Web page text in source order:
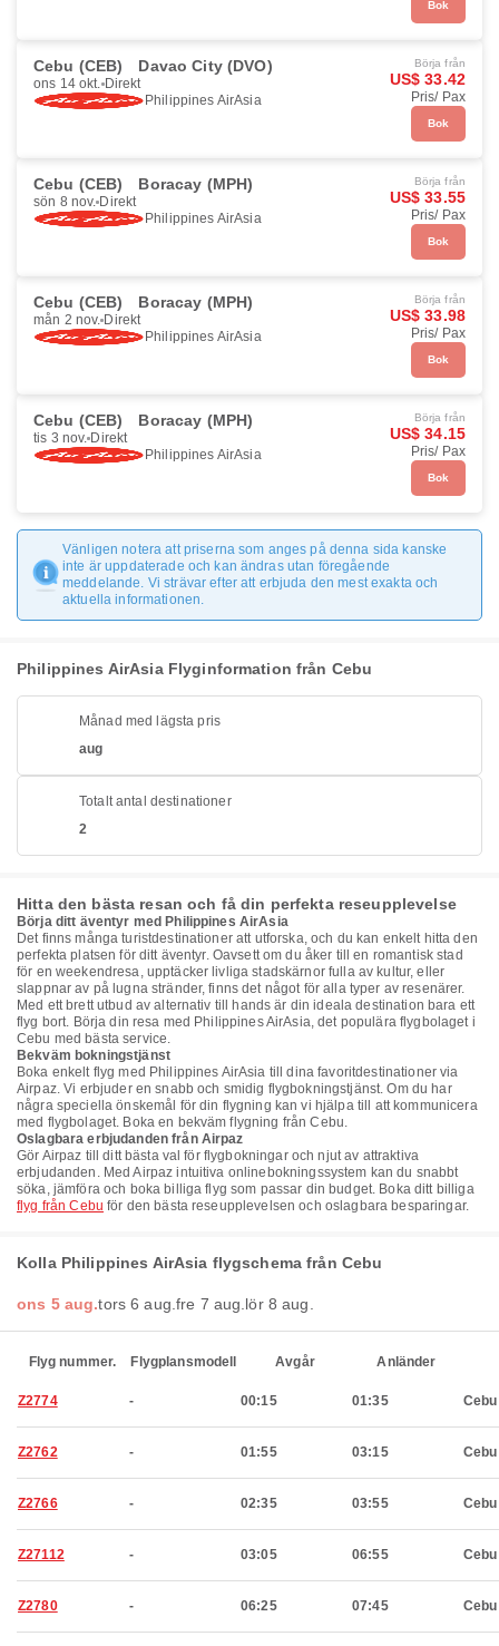
Bok
Cebu (CEB) Davao City (DVO)
ons 14 okt. Direkt
Philippines AirAsia
Börja från
US$ 33.42
Pris/ Pax
Bok
Cebu (CEB) Boracay (MPH)
sön 8 nov. Direkt
Philippines AirAsia
Börja från
US$ 33.55
Pris/ Pax
Bok
Cebu (CEB) Boracay (MPH)
mån 2 nov. Direkt
Philippines AirAsia
Börja från
US$ 33.98
Pris/ Pax
Bok
Cebu (CEB) Boracay (MPH)
tis 3 nov. Direkt
Philippines AirAsia
Börja från
US$ 34.15
Pris/ Pax
Bok
Vänligen notera att priserna som anges på denna sida kanske
inte är uppdaterade och kan ändras utan föregående
meddelande. Vi strävar efter att erbjuda den mest exakta och
aktuella informationen.
Philippines AirAsia Flyginformation från Cebu
Månad med lägsta pris
aug
Totalt antal destinationer
2
Hitta den bästa resan och få din perfekta reseupplevelse
Börja ditt äventyr med Philippines AirAsia
Det finns många turistdestinationer att utforska, och du kan enkelt hitta den
perfekta platsen för ditt äventyr. Oavsett om du åker till en romantisk stad
för en weekendresa, upptäcker livliga stadskärnor fulla av kultur, eller
slappnar av på lugna stränder, finns det något för alla typer av resenärer.
Med ett brett utbud av alternativ till hands är din ideala destination bara ett
flyg bort. Börja din resa med Philippines AirAsia, det populära flygbolaget i
Cebu med bästa service.
Bekväm bokningstjänst
Boka enkelt flyg med Philippines AirAsia till dina favoritdestinationer via
Airpaz. Vi erbjuder en snabb och smidig flygbokningstjänst. Om du har
några speciella önskemål för din flygning kan vi hjälpa till att kommunicera
med flygbolaget. Boka en bekväm flygning från Cebu.
Oslagbara erbjudanden från Airpaz
Gör Airpaz till ditt bästa val för flygbokningar och njut av attraktiva
erbjudanden. Med Airpaz intuitiva onlinebokningssystem kan du snabbt
söka, jämföra och boka billiga flyg som passar din budget. Boka ditt billiga
flyg från Cebu för den bästa reseupplevelsen och oslagbara besparingar.
Kolla Philippines AirAsia flygschema från Cebu
ons 5 aug.tors 6 aug. fre 7 aug. lör 8 aug.
Flyg nummer. Flygplansmodell Avgår Anländer
Z2774 - 00:15 01:35 Cebu
Z2762 - 01:55 03:15 Cebu
Z2766 - 02:35 03:55 Cebu
Z27112 - 03:05 06:55 Cebu
Z2780 - 06:25 07:45 Cebu